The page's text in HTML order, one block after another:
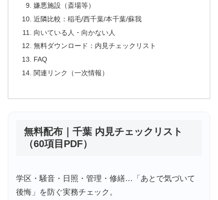
嫌悪施設（斎場等）
近隣比較：稲毛/西千葉/本千葉/蘇我
向いている人・向かない人
無料ダウンロード：内見チェックリスト
FAQ
関連リンク（一次情報）
無料配布｜千葉 内見チェックリスト
（60項目PDF）
学区・騒音・日照・管理・修繕…「あとで気づいて
後悔」を防ぐ実務チェック。